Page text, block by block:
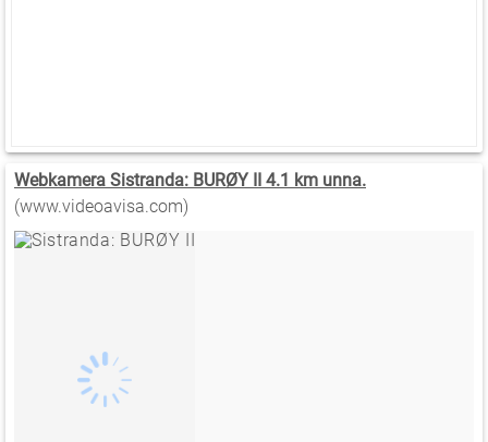
Webkamera Sistranda: BURØY II 4.1 km unna.
(www.videoavisa.com)